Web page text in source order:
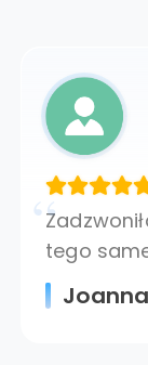
tego
Joanna